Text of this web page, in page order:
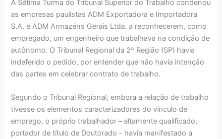
A Sétima Turma do Tribunal Superior do Trabalho condenou
as empresas paulistas ADM Exportadora e Importadora
S.A. e ADM Armazéns Gerais Ltda. a reconhecerem, como
empregado, um engenheiro que trabalhava na condição de
autônomo. O Tribunal Regional da 2ª Região (SP) havia
indeferido o pedido, por entender que não havia intenção
das partes em celebrar contrato de trabalho.
Segundo o Tribunal Regional, embora a relação de trabalho
tivesse os elementos caracterizadores do vínculo de
emprego, o próprio trabalhador – altamente qualificado,
portador de título de Doutorado - havia manifestado a